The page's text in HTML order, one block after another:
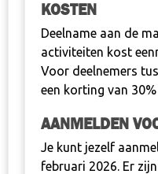
KOSTEN
Deelname aan de
activiteiten kost
Voor deelnemers
een korting van
AANMELDEN
Je kunt jezelf
februari 2026. Er